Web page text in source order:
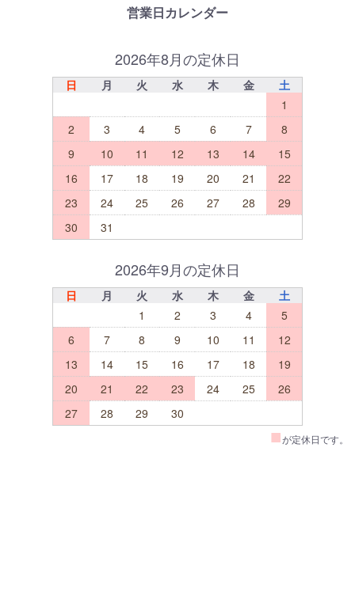
営業日カレンダー
2026年8月の定休日
日 月 火 水 木 金
土
1
2
3 4 5 6 7
8
9
10 11 12 13 14
15
16
17 18 19 20 21
22
23
24 25 26 27 28
29
30
31
2026年9月の定休日
日 月 火 水 木 金
土
1
2 3 4
5
6
7 8 9 10 11
12
13
14 15 16 17 18
19
20
21 22 23 24 25
26
27
28 29 30
■が定休日です。